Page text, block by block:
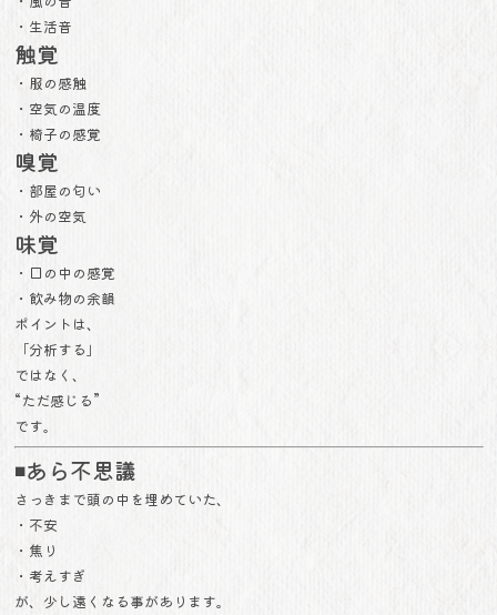
・生活音
触覚
・服の感触
・空気の温度
・椅子の感覚
嗅覚
・部屋の匂い
・外の空気
味覚
・口の中の感覚
・飲み物の余韻
ポイントは、
「分析する」
ではなく、
“ただ感じる”
です。
◾️あら不思議
さっきまで頭の中を埋めていた、
・不安
・焦り
・考えすぎ
が、少し遠くなる事があります。